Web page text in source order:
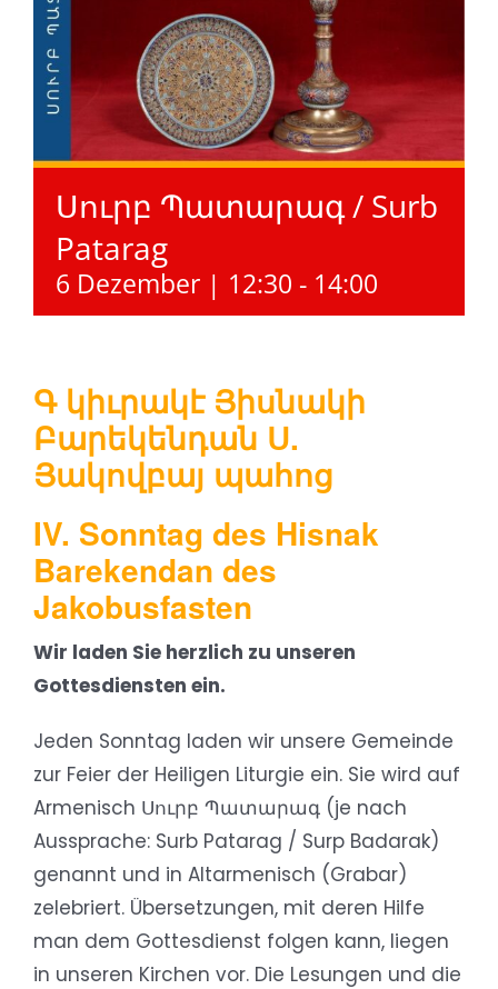
Սուրբ Պատարագ / Surb
Patarag
6 Dezember | 12:30 - 14:00
Գ կիւրակէ Յիսնակի
Բարեկենդան Ս.
Յակովբայ պահոց
IV. Sonntag des Hisnak
Barekendan des
Jakobusfasten
Wir laden Sie herzlich zu unseren
Gottesdiensten ein.
Jeden Sonntag laden wir unsere Gemeinde
zur Feier der Heiligen Liturgie ein. Sie wird auf
Armenisch Սուրբ Պատարագ (je nach
Aussprache: Surb Patarag / Surp Badarak)
genannt und in Altarmenisch (Grabar)
zelebriert. Übersetzungen, mit deren Hilfe
man dem Gottesdienst folgen kann, liegen
in unseren Kirchen vor. Die Lesungen und die